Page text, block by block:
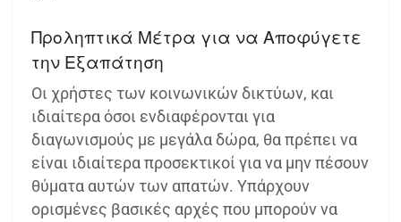
Προληπτικά Μέτρα για να Αποφύγετε
την Εξαπάτηση
Οι χρήστες των κοινωνικών δικτύων, και
ιδιαίτερα όσοι ενδιαφέρονται για
διαγωνισμούς με μεγάλα δώρα, θα πρέπει να
είναι ιδιαίτερα προσεκτικοί για να μην πέσουν
θύματα αυτών των απατών. Υπάρχουν
ορισμένες βασικές αρχές που μπορούν να